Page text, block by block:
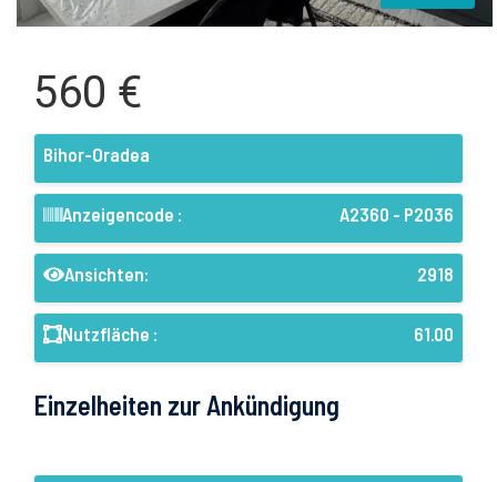
560 €
Bihor-Oradea
Anzeigencode : A2360 - P2036
Ansichten: 2918
Nutzfläche : 61.00
Einzelheiten zur Ankündigung